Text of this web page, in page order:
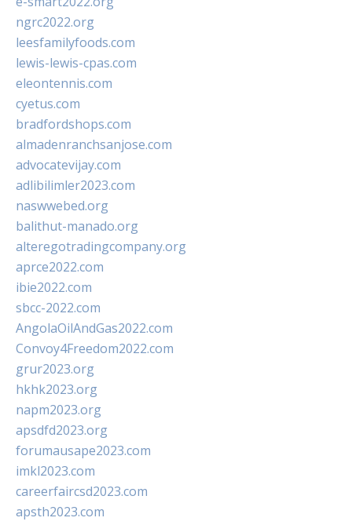
ngrc2022.org
leesfamilyfoods.com
lewis-lewis-cpas.com
eleontennis.com
cyetus.com
bradfordshops.com
almadenranchsanjose.com
advocatevijay.com
adlibilimler2023.com
naswwebed.org
balithut-manado.org
alteregotradingcompany.org
aprce2022.com
ibie2022.com
sbcc-2022.com
AngolaOilAndGas2022.com
Convoy4Freedom2022.com
grur2023.org
hkhk2023.org
napm2023.org
apsdfd2023.org
forumausape2023.com
imkl2023.com
careerfaircsd2023.com
apsth2023.com